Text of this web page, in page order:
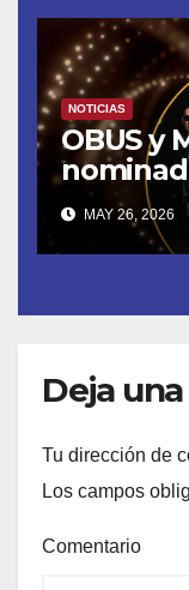
NOTICIAS
OBUS y
la
España-
MAY 26, 2026
Deja
Tu dirección de
Los campos
Comentario